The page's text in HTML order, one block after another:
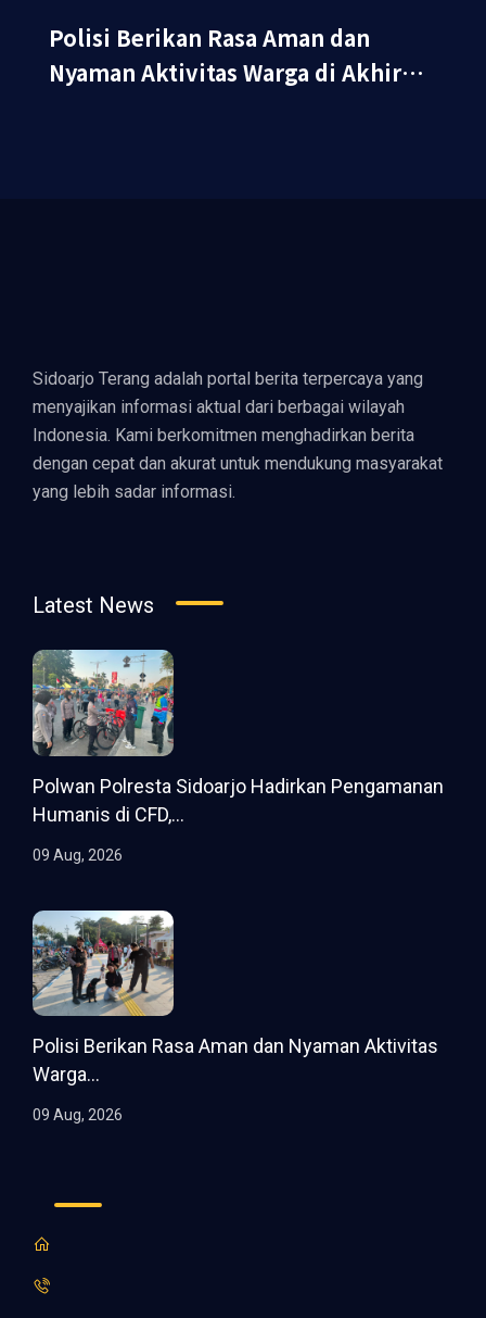
Polisi Berikan Rasa Aman dan
Nyaman Aktivitas Warga di Akhir
Sidoarjo Terang adalah portal berita terpercaya yang
menyajikan informasi aktual dari berbagai wilayah
Indonesia. Kami berkomitmen menghadirkan berita
dengan cepat dan akurat untuk mendukung masyarakat
yang lebih sadar informasi.
Latest News
Polwan Polresta Sidoarjo Hadirkan Pengamanan
Humanis di CFD,...
09 Aug, 2026
Polisi Berikan Rasa Aman dan Nyaman Aktivitas
Warga...
09 Aug, 2026